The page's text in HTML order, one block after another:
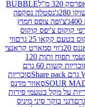
BUBBLE
נסקפה
חמוץ
קוקוס
גרם
ווי
סמארט קראנצי
SKILLS DUO סוכריות על מקל בטעמי תפוח ותות 120
סוכריות קשות 60 גרם
סוכריות
סאוור מדנס
בטעמי פירות
סיני מיניס